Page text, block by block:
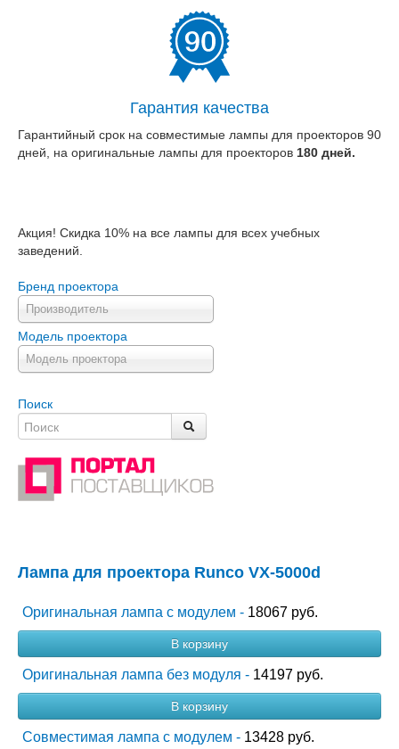
Гарантия качества
Гарантийный срок на совместимые лампы для проекторов 90
дней, на оригинальные лампы для проекторов 180 дней.
Акция! Скидка 10% на все лампы для всех учебных
заведений.
Бренд проектора
Производитель
Модель проектора
Модель проектора
Поиск
Лампа для проектора Runco VX-5000d
Оригинальная лампа с модулем - 18067 руб.
В корзину
Оригинальная лампа без модуля - 14197 руб.
В корзину
Совместимая лампа с модулем - 13428 руб.